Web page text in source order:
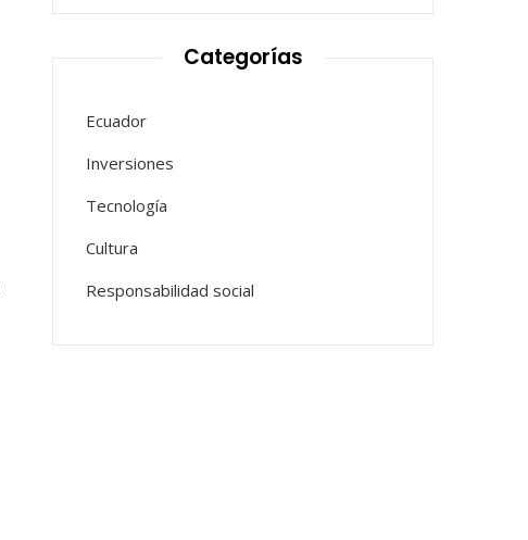
Categorías
Ecuador
Inversiones
Tecnología
Cultura
Responsabilidad social